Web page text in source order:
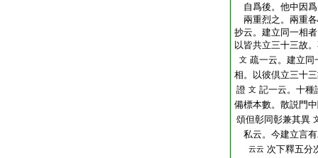
自爲後。他中因
兩重烈之。兩重
抄云。建立同一相
以皆共立三十三故
文 疏一云。建立同
相。以彼倶立三十
證 文 記一云。十種
備標本數。散説門
頌但彰同彰兼其異
私云。今建立言
云云 次下釋五分